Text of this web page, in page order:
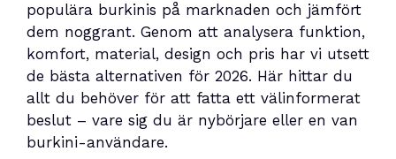
populära burkinis på marknaden och jämfört
dem noggrant. Genom att analysera funktion,
komfort, material, design och pris har vi utsett
de bästa alternativen för 2026. Här hittar du
allt du behöver för att fatta ett välinformerat
beslut – vare sig du är nybörjare eller en van
burkini-användare.